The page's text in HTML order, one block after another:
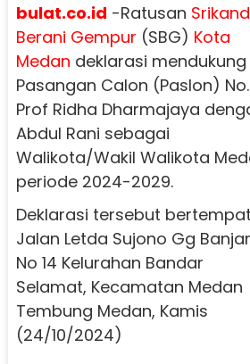
bulat.co.id -Ratusan
Berani Gempur (SBG) Kota
Medan deklarasi mendukung
Pasangan Calon (Paslon)
Prof Ridha Dharmajaya
Abdul Rani sebagai
Walikota/Wakil Walikota
periode 2024-2029.
Deklarasi tersebut
Jalan Letda Sujono Gg Banjar
No 14 Kelurahan Bandar
Selamat, Kecamatan Medan
Tembung Medan, Kamis
(24/10/2024)